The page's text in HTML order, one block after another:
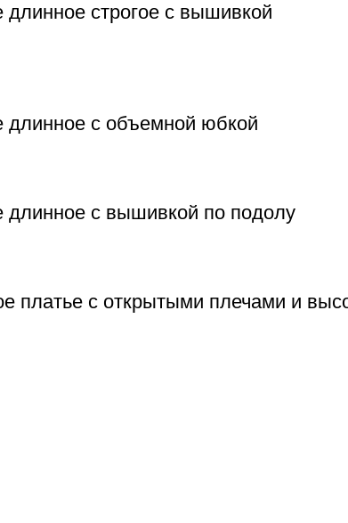
строгое с вышивкой
длинное с объемной юбкой
длинное с вышивкой по подолу
платье с открытыми плечами и